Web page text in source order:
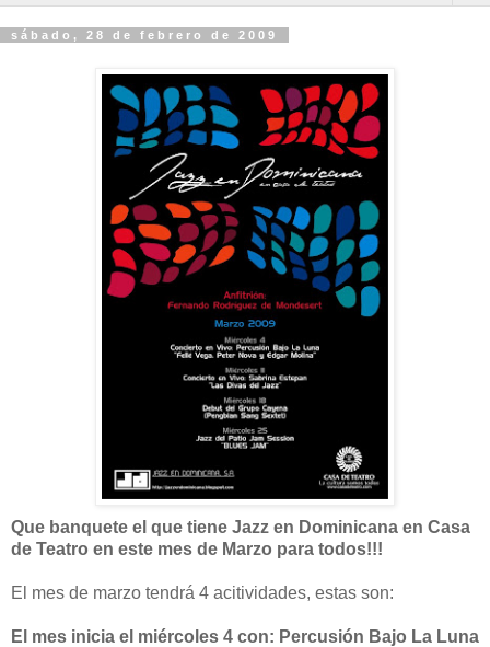
sábado, 28 de febrero de 2009
Que banquete el que tiene Jazz en Dominicana en Casa
de Teatro en este mes de Marzo para todos!!!
El mes de marzo tendrá 4 acitividades, estas son:
El mes inicia el miércoles 4 con: Percusión Bajo La Luna